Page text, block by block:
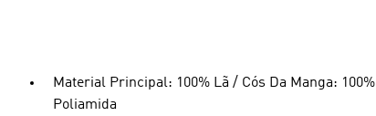
Material Principal: 100% Lã / Cós Da Manga: 100%
Poliamida